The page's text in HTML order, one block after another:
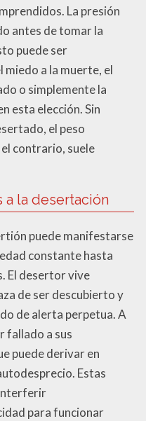
La presión
antes de tomar la
puede ser
a la muerte, el
o simplemente la
esta elección. Sin
el peso
contrario, suele
a la desertación
puede manifestarse
constante hasta
El desertor vive
de ser descubierto y
de alerta perpetua. A
fallado a sus
puede derivar en
Estas
para funcionar